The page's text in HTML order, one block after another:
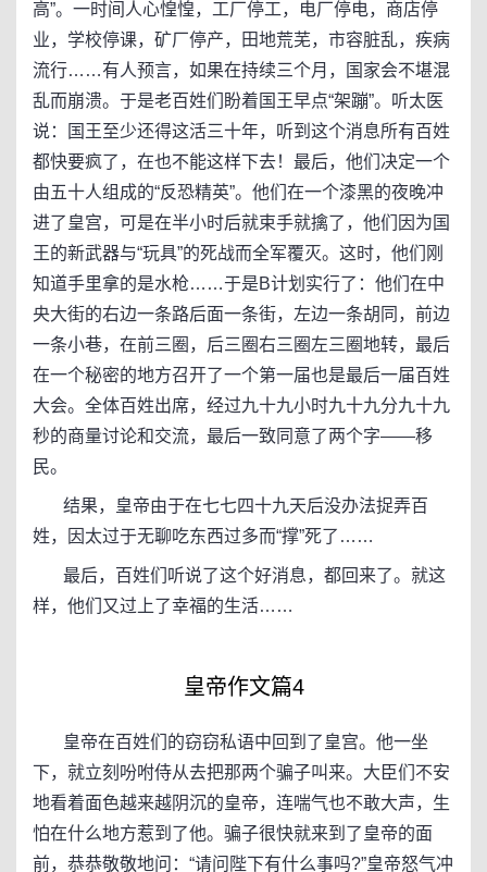
高”。一时间人心惶惶，工厂停工，电厂停电，商店停
业，学校停课，矿厂停产，田地荒芜，市容脏乱，疾病
流行……有人预言，如果在持续三个月，国家会不堪混
乱而崩溃。于是老百姓们盼着国王早点“架蹦”。听太医
说：国王至少还得这活三十年，听到这个消息所有百姓
都快要疯了，在也不能这样下去！最后，他们决定一个
由五十人组成的“反恐精英”。他们在一个漆黑的夜晚冲
进了皇宫，可是在半小时后就束手就擒了，他们因为国
王的新武器与“玩具”的死战而全军覆灭。这时，他们刚
知道手里拿的是水枪……于是B计划实行了：他们在中
央大街的右边一条路后面一条街，左边一条胡同，前边
一条小巷，在前三圈，后三圈右三圈左三圈地转，最后
在一个秘密的地方召开了一个第一届也是最后一届百姓
大会。全体百姓出席，经过九十九小时九十九分九十九
秒的商量讨论和交流，最后一致同意了两个字——移
民。
结果，皇帝由于在七七四十九天后没办法捉弄百
姓，因太过于无聊吃东西过多而“撑”死了……
最后，百姓们听说了这个好消息，都回来了。就这
样，他们又过上了幸福的生活……
皇帝作文篇4
皇帝在百姓们的窃窃私语中回到了皇宫。他一坐
下，就立刻吩咐侍从去把那两个骗子叫来。大臣们不安
地看着面色越来越阴沉的皇帝，连喘气也不敢大声，生
怕在什么地方惹到了他。骗子很快就来到了皇帝的面
前，恭恭敬敬地问：“请问陛下有什么事吗?”皇帝怒气冲